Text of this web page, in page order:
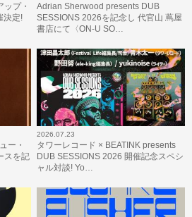
プ・
決定!
Adrian Sherwood presents DUB
SESSIONS 2026を記念し 代官山 蔦屋
書店にて〈ON-U SO…
ー・
スを記
2026.07.23
タワーレコード × BEATINK presents
DUB SESSIONS 2026 開催記念スペシ
ャル対談! Yo…